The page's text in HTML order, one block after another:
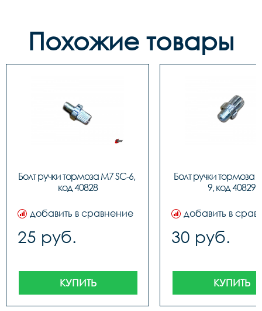
Похожие товары
Болт ручки тормоза M7 SC-6,
код 40828
добавить в сравнение
25 руб.
КУПИТЬ
Болт ручки тормоза
9, код 40829
добавить в
30 руб.
КУПИТЬ